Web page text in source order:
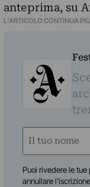
anteprima, su
L'ARTICOLO CONTINUA
Nome
Puoi rivedere le
annullare